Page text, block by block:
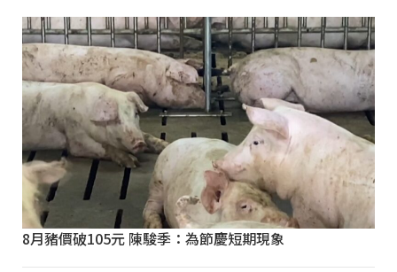
8月豬價破105元 陳駿季：為節慶短期現象